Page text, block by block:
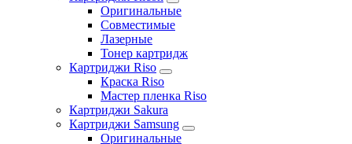
Оригинальные
Совместимые
Лазерные
Тонер картридж
Картриджи Riso
Краска Riso
Мастер пленка Riso
Картриджи Sakura
Картриджи Samsung
Оригинальные